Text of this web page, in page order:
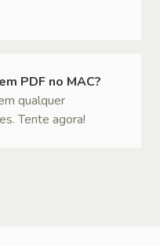
PDF no MAC?
qualquer
Tente agora!